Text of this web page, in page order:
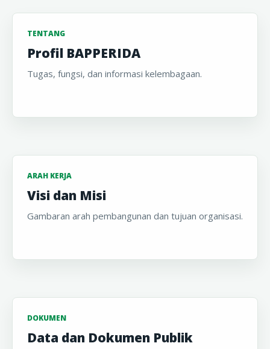
TENTANG
Profil BAPPERIDA
Tugas, fungsi, dan informasi kelembagaan.
ARAH KERJA
Visi dan Misi
Gambaran arah pembangunan dan tujuan organisasi.
DOKUMEN
Data dan Dokumen Publik